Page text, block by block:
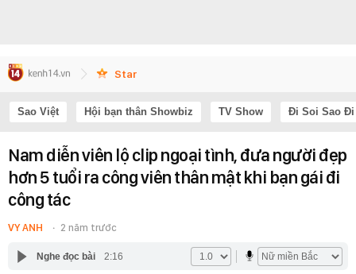
Star
Sao Việt Hội bạn thân Showbiz TV Show Đi Soi Sao Đi
Nam diễn viên lộ clip ngoại tình, đưa người đẹp
hơn 5 tuổi ra công viên thân mật khi bạn gái đi
công tác
VY ANH 2 năm trước
Nghe đọc bài 2:16